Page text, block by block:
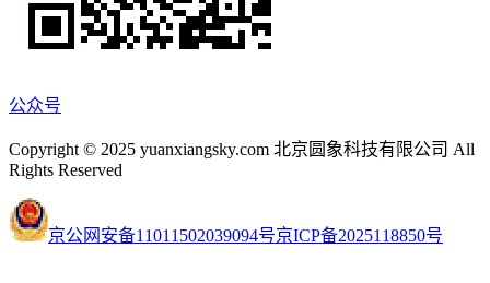
公众号
Copyright © 2025 yuanxiangsky.com 北京圆象科技有限公司 All
Rights Reserved
京公网安备11011502039094号京ICP备2025118850号